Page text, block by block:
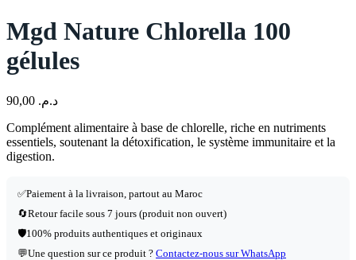
Mgd Nature Chlorella 100
gélules
د.م.
Complément alimentaire à base de chlorelle, riche en nutriments
essentiels, soutenant la détoxification, le système immunitaire et la
digestion.
✅Paiement à la livraison, partout au Maroc
🔄Retour facile sous 7 jours (produit non ouvert)
🛡️100% produits authentiques et originaux
💬Une question sur ce produit ? Contactez-nous sur WhatsApp